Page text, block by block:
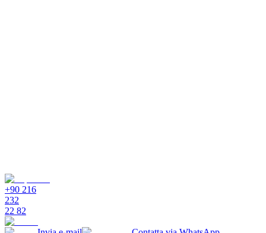
+90 216
232
22 82